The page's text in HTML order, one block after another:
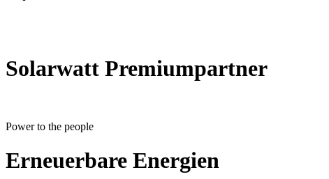
Solarwatt Premiumpartner
Power to the people
Erneuerbare Energien